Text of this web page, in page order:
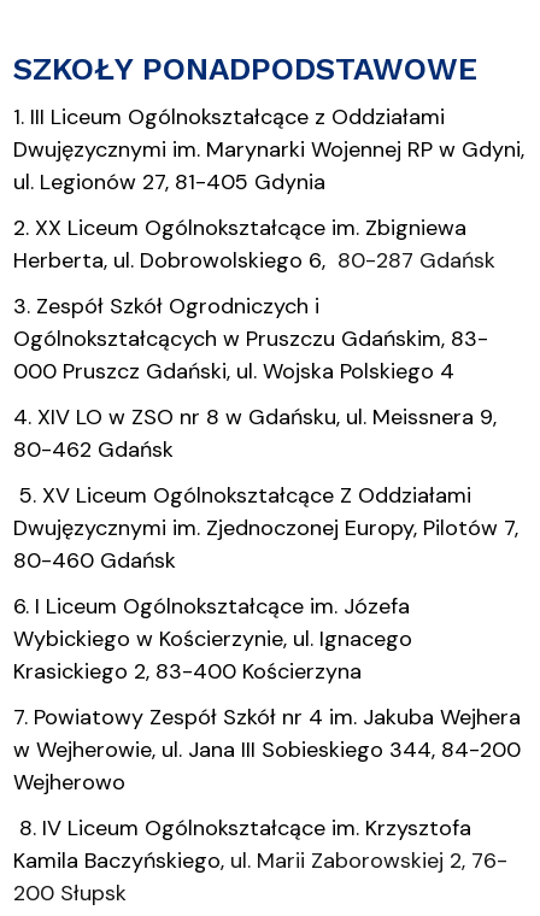
SZKOŁY PONADPODSTAWOWE
1. III Liceum Ogólnokształcące z Oddziałami
Dwujęzycznymi im. Marynarki Wojennej RP w Gdyni,
ul. Legionów 27, 81-405 Gdynia
2. XX Liceum Ogólnokształcące im. Zbigniewa
Herberta, ul. Dobrowolskiego 6, 80-287 Gdańsk
3. Zespół Szkół Ogrodniczych i
Ogólnokształcących w Pruszczu Gdańskim, 83-
000 Pruszcz Gdański, ul. Wojska Polskiego 4
4. XIV LO w ZSO nr 8 w Gdańsku, ul. Meissnera 9,
80-462 Gdańsk
5. XV Liceum Ogólnokształcące Z Oddziałami
Dwujęzycznymi im. Zjednoczonej Europy, Pilotów 7,
80-460 Gdańsk
6. I Liceum Ogólnokształcące im. Józefa
Wybickiego w Kościerzynie, ul. Ignacego
Krasickiego 2, 83-400 Kościerzyna
7. Powiatowy Zespół Szkół nr 4 im. Jakuba Wejhera
w Wejherowie, ul. Jana III Sobieskiego 344, 84-200
Wejherowo
8. IV Liceum Ogólnokształcące im. Krzysztofa
Kamila Baczyńskiego, ul. Marii Zaborowskiej 2, 76-
200 Słupsk